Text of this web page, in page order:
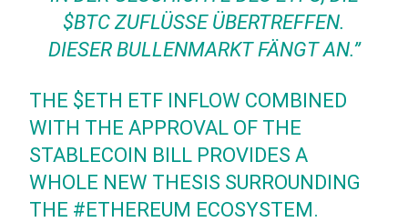
BTC ZUFLÜSSE ÜBERTREFFEN. D
IESER BULLENMARKT FÄNGT AN.”
THE $ETH ETF INFLOW COMBINED
WITH THE APPROVAL OF THE
STABLECOIN BILL PROVIDES A
WHOLE NEW THESIS SURROUNDING
THE #ETHEREUM ECOSYSTEM.